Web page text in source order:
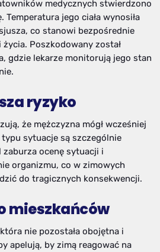
medycznych stwierdzono
jego ciała wynosiła
co stanowi bezpośrednie
Poszkodowany został
gdzie lekarze monitorują jego stan
ryzyko
że mężczyzna mógł wcześniej
sytuacje są szczególnie
ocenę sytuacji i
organizmu, co w zimowych
do tragicznych konsekwencji.
mieszkańców
nie pozostała obojętna i
apelują, by zimą reagować na